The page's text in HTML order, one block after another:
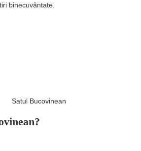
binecuvântate.
Satul Bucovinean